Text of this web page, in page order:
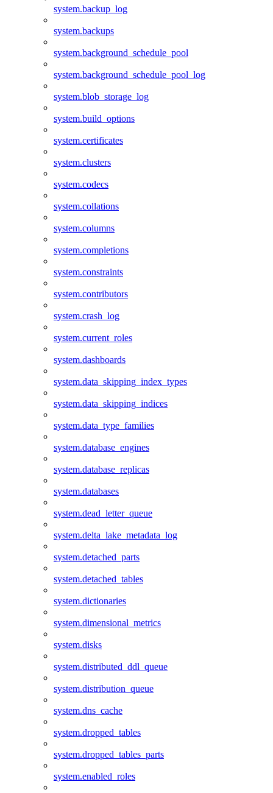
system.backup_log
system.backups
system.background_schedule_pool
system.background_schedule_pool_log
system.blob_storage_log
system.build_options
system.certificates
system.clusters
system.codecs
system.collations
system.columns
system.completions
system.constraints
system.contributors
system.crash_log
system.current_roles
system.dashboards
system.data_skipping_index_types
system.data_skipping_indices
system.data_type_families
system.database_engines
system.database_replicas
system.databases
system.dead_letter_queue
system.delta_lake_metadata_log
system.detached_parts
system.detached_tables
system.dictionaries
system.dimensional_metrics
system.disks
system.distributed_ddl_queue
system.distribution_queue
system.dns_cache
system.dropped_tables
system.dropped_tables_parts
system.enabled_roles